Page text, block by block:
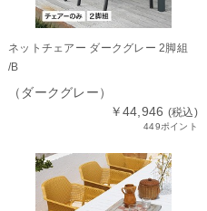
ネットチェアー ダークグレー 2脚組
/B
（ダークグレー）
￥44,946 (税込)
449ポイント